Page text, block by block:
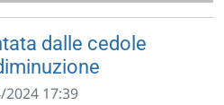
dalle cedole
17:39